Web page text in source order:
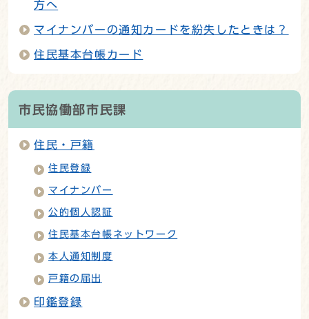
方へ
マイナンバーの通知カードを紛失したときは？
住民基本台帳カード
市民協働部市民課
住民・戸籍
住民登録
マイナンバー
公的個人認証
住民基本台帳ネットワーク
本人通知制度
戸籍の届出
印鑑登録